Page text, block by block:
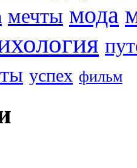
мечты мода
успех фильм